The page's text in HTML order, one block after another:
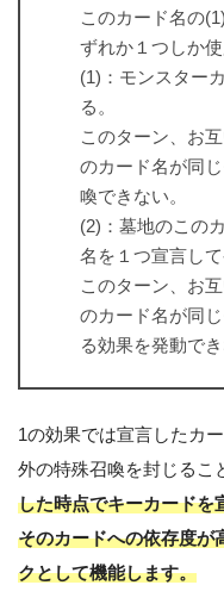
このカード名の
ずれか１つしか使
(1)：モンスター
る。
このターン、お
のカード名が同
喚できない。
(2)：墓地のこの
名を１つ宣言して
このターン、お
のカード名が同
る効果を発動でき
1の効果では宣言したカ
外の特殊召喚を封じるこ
した時点でキーカードを
そのカードへの依存度が
クとして機能します。